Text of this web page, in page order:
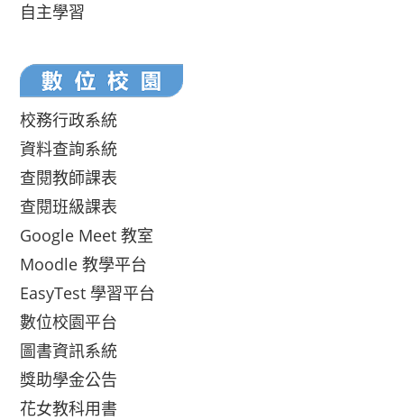
自主學習
校務行政系統
資料查詢系統
查閱教師課表
查閱班級課表
Google Meet 教室
Moodle 教學平台
EasyTest 學習平台
數位校園平台
圖書資訊系統
獎助學金公告
花女教科用書